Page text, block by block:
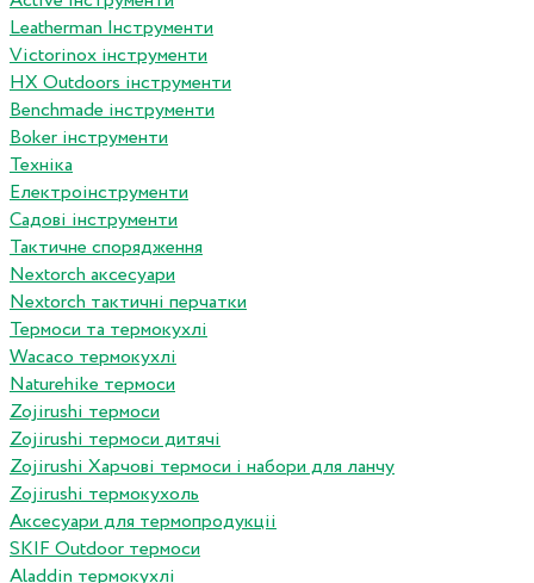
Leatherman Інструменти
Victorinox інструменти
HX Outdoors інструменти
Benchmade інструменти
Boker інструменти
Техніка
Електроінструменти
Садові інструменти
Тактичне спорядження
Nextorch аксесуари
Nextorch тактичні перчатки
Термоси та термокухлі
Wacaco термокухлі
Naturehike термоси
Zojirushi термоси
Zojirushi термоси дитячі
Zojirushi Харчові термоси і набори для ланчу
Zojirushi термокухоль
Аксесуари для термопродукціі
SKIF Outdoor термоси
Aladdin термокухлі